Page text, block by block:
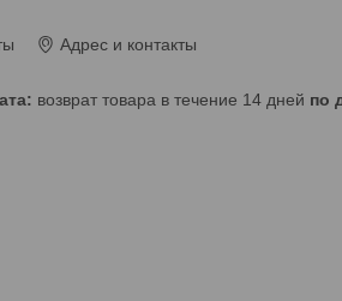
Адрес и контакты
возврат товара в течение 14 дней по